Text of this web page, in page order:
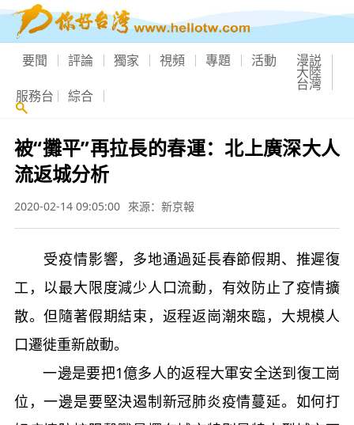
要聞 評論 獨家 視頻 專題 活動 漫説
大陸
台灣
服務台 綜合
被“攤平”再拉長的春運：北上廣深大人
流返城分析
2020-02-14 09:05:00 來源：新京報
受疫情影響，多地通過延長春節假期、推遲復
工，以最大限度減少人口流動，有效防止了疫情擴
散。但隨著假期結束，返程返崗潮來臨，大規模人
口遷徙重新啟動。
一邊是要把1億多人的返程大軍安全送到復工崗
位，一邊是要堅決遏制新冠肺炎疫情蔓延。如何打